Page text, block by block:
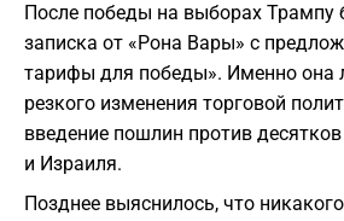
После победы на выборах Трампу
записка от «Рона Вары» с
тарифы для победы». Именно она
резкого изменения торговой
введение пошлин против
и Израиля.
Позднее выяснилось, что